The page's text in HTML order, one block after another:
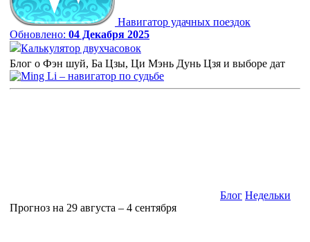
Навигатор удачных поездок
Обновлено: 04 Декабря 2025
Калькулятор двухчасовок
Блог о Фэн шуй, Ба Цзы, Ци Мэнь Дунь Цзя и выборе дат
Блог Недельки
Прогноз на 29 августа – 4 сентября